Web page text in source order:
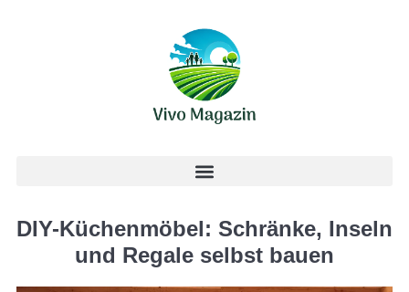
DIY-Küchenmöbel: Schränke, Inseln
und Regale selbst bauen